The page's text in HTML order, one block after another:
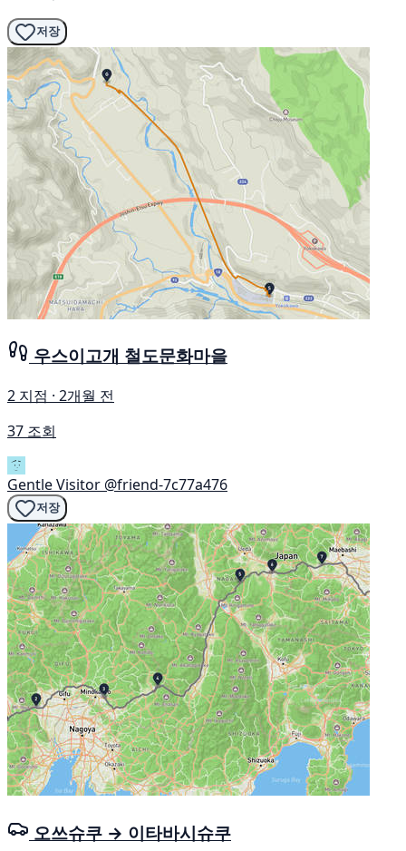
저장
우스이고개 철도문화마을
2 지점 · 2개월 전
37 조회
Gentle Visitor @friend-7c77a476
저장
오쓰슈쿠 → 이타바시슈쿠